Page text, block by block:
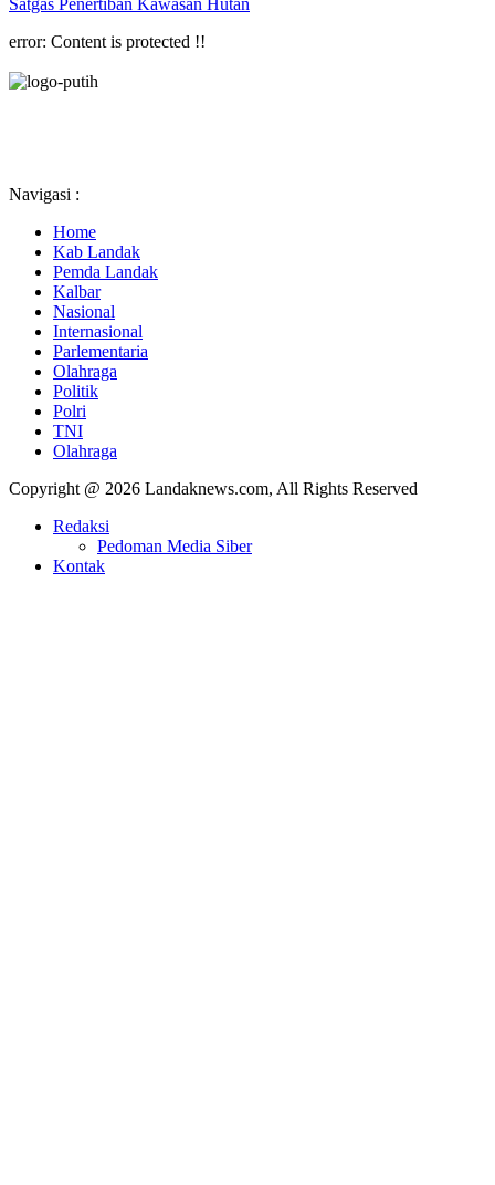
error: Content is protected !!
Navigasi :
Home
Kab Landak
Pemda Landak
Kalbar
Nasional
Internasional
Parlementaria
Olahraga
Politik
Polri
TNI
Olahraga
Copyright @ 2026 Landaknews.com, All Rights Reserved
Redaksi
Pedoman Media Siber
Kontak